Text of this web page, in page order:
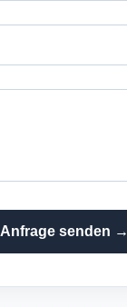
Anfrage senden →